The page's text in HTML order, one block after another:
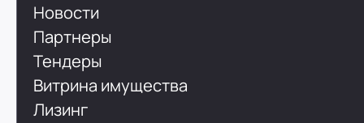
Новости
Партнеры
Тендеры
Витрина имущества
Лизинг